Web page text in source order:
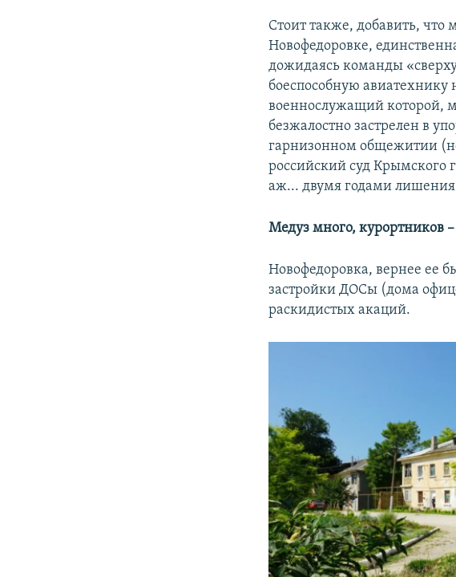
Стоит также, добавить,
Новофедоровке,
дожидаясь команды
боеспособную авиатехнику
военнослужащий которой,
безжалостно застрелен в
гарнизонном общежитии
российский суд Крымского
аж... двумя годами лишения
Медуз много, курортников
Новофедоровка, вернее ее
застройки ДОСы (дома
раскидистых акаций.